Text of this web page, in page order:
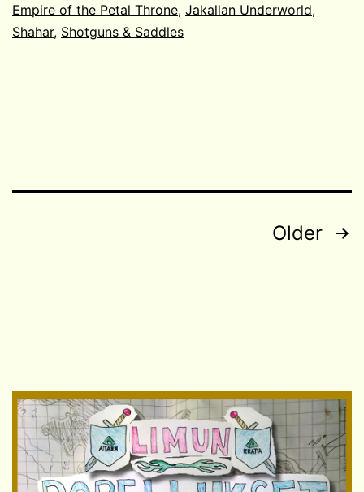
Empire of the Petal Throne, Jakallan Underworld,
Shahar, Shotguns & Saddles
Older